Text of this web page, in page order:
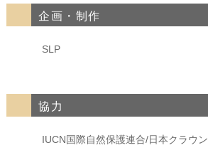
企画・制作
SLP
協力
IUCN国際自然保護連合/日本クラウン